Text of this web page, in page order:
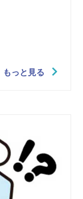
もっと見る